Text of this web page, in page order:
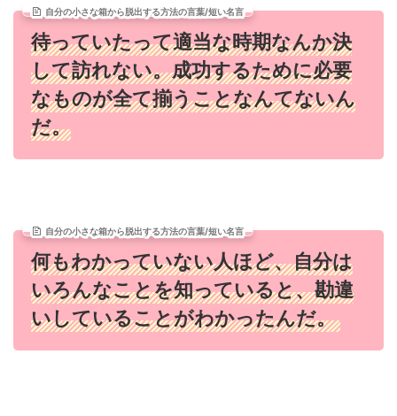
自分の小さな箱から脱出する方法の言葉/短い名言
待っていたって適当な時期なんか決
して訪れない。成功するために必要
なものが全て揃うことなんてないん
だ。
自分の小さな箱から脱出する方法の言葉/短い名言
何もわかっていない人ほど、自分は
いろんなことを知っていると、勘違
いしていることがわかったんだ。